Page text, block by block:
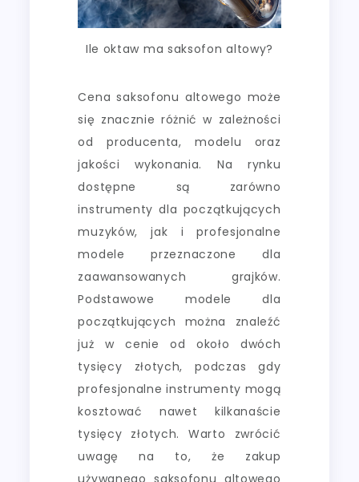
Ile oktaw ma saksofon altowy?
Cena saksofonu altowego może
się znacznie różnić w zależności
od producenta, modelu oraz
jakości wykonania. Na rynku
dostępne są zarówno
instrumenty dla początkujących
muzyków, jak i profesjonalne
modele przeznaczone dla
zaawansowanych grajków.
Podstawowe modele dla
początkujących można znaleźć
już w cenie od około dwóch
tysięcy złotych, podczas gdy
profesjonalne instrumenty mogą
kosztować nawet kilkanaście
tysięcy złotych. Warto zwrócić
uwagę na to, że zakup
używanego saksofonu altowego